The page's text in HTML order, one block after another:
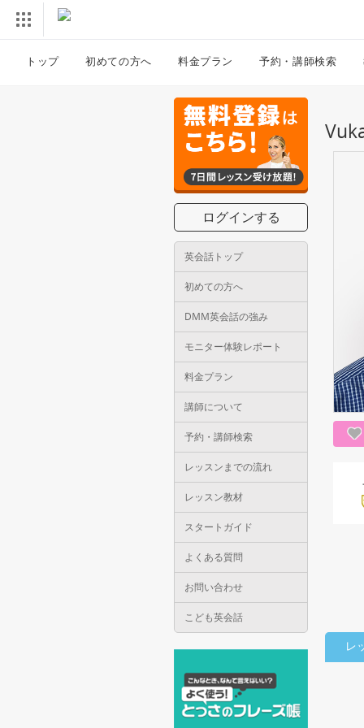
トップ 初めての方へ 料金プラン 予約・講師検索
ログインする
英会話トップ
初めての方へ
DMM英会話の強み
モニター体験レポート
料金プラン
講師について
予約・講師検索
レッスンまでの流れ
レッスン教材
スタートガイド
よくある質問
お問い合わせ
こども英会話
レ